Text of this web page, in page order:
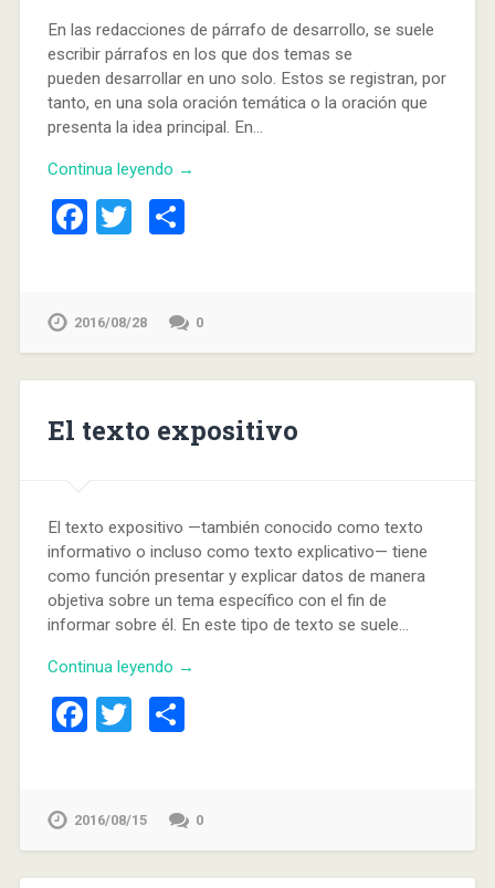
En las redacciones de párrafo de desarrollo, se suele
escribir párrafos en los que dos temas se
pueden desarrollar en uno solo. Estos se registran, por
tanto, en una sola oración temática o la oración que
presenta la idea principal. En…
Continua leyendo →
Facebook
Twitter
2016/08/28 0
El texto expositivo
El texto expositivo —también conocido como texto
informativo o incluso como texto explicativo— tiene
como función presentar y explicar datos de manera
objetiva sobre un tema específico con el fin de
informar sobre él. En este tipo de texto se suele…
Continua leyendo →
Facebook
Twitter
2016/08/15 0